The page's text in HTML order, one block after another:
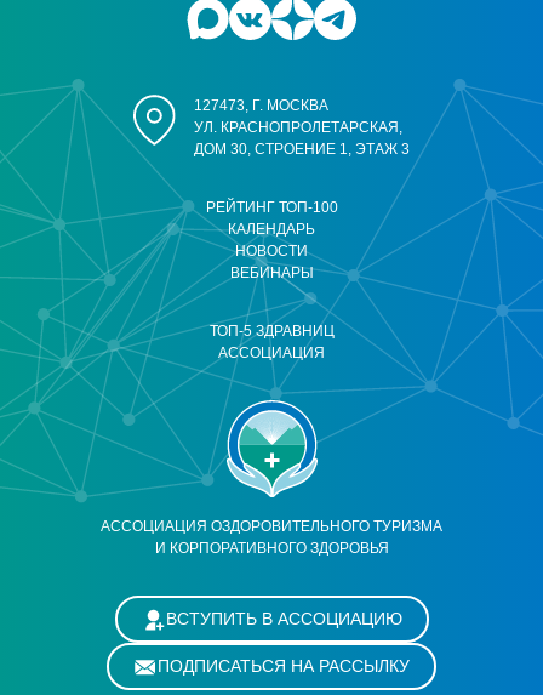
АССОЦИАЦИЯ ОЗДОРОВИТЕЛЬНОГО ТУРИЗМА
И КОРПОРАТИВНОГО ЗДОРОВЬЯ
РЕЙТИНГ ТОП-100
КАЛЕНДАРЬ
НОВОСТИ
ВЕБИНАРЫ
ТОП-5 ЗДРАВНИЦ
АССОЦИАЦИЯ
127473, Г. МОСКВА
УЛ. КРАСНОПРОЛЕТАРСКАЯ,
ДОМ 30, СТРОЕНИЕ 1, ЭТАЖ 3
ВСТУПИТЬ В АССОЦИАЦИЮ
ПОДПИСАТЬСЯ НА РАССЫЛКУ